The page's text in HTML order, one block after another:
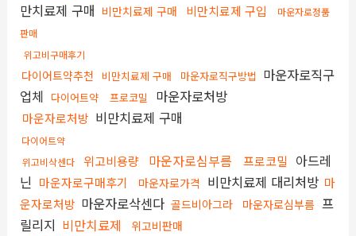
만치료제 구매 비만치료제 구매 비만치료제 구입
마운자로정품
판매
위고비구매후기
다이어트약추천 비만치료제 구매 마운자로직구방법 마운자로직구
업체 다이어트약 프로코밀 마운자로처방
마운자로처방 비만치료제 구매
다이어트약
위고비삭센다
위고비용량 마운자로심부름 프로코밀 아드레
닌 마운자로구매후기 마운자로가격 비만치료제 대리처방 마
운자로처방 마운자로삭센다 골드비아그라 마운자로심부름 프
릴리지 비만치료제 위고비판매